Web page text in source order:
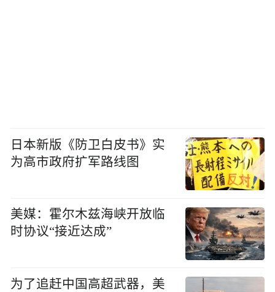
日本新版《防卫白皮书》实
为高市政府扩军路线图
美媒：霍尔木兹海峡开放临
时协议“接近达成”
为了追赶中国高超武器，美